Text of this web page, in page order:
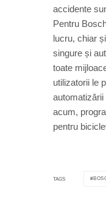
accidente
Pentru
lucru, chiar
singure și
toate
utilizatorii le
acum,
pentru
TAGS